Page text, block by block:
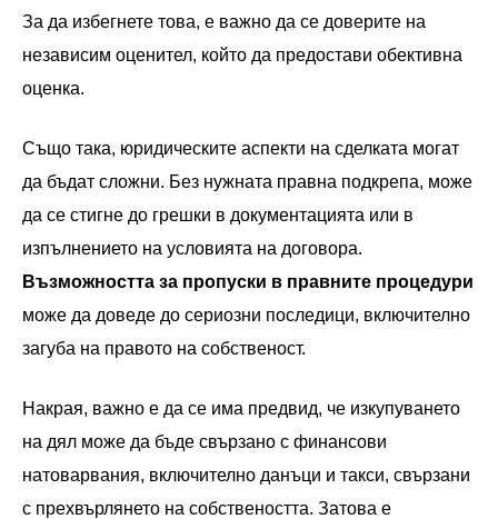
За да избегнете това, е важно да се доверите на
независим оценител, който да предостави обективна
оценка.
Също така, юридическите аспекти на сделката могат
да бъдат сложни. Без нужната правна подкрепа, може
да се стигне до грешки в документацията или в
изпълнението на условията на договора.
Възможността за пропуски в правните процедури
може да доведе до сериозни последици, включително
загуба на правото на собственост.
Накрая, важно е да се има предвид, че изкупуването
на дял може да бъде свързано с финансови
натоварвания, включително данъци и такси, свързани
с прехвърлянето на собствеността. Затова е